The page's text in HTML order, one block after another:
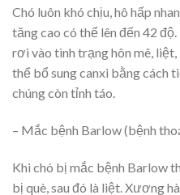
Chó luôn khó chịu, hô hấp
tăng cao có thể lên đến 42
rơi vào tình trạng hôn mê,
thể bổ sung canxi bằng cách
chúng còn tỉnh táo.
– Mắc bệnh Barlow (bệnh
Khi chó bị mắc bệnh Barlow
bị què, sau đó là liệt. Xương